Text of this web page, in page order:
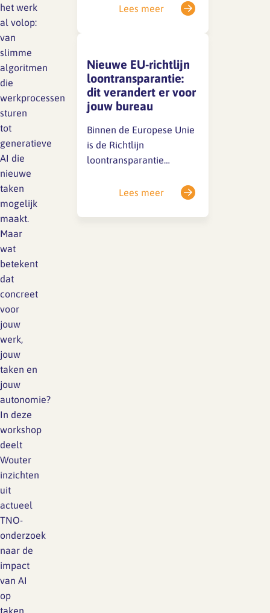
het werk
al volop:
van
slimme
algoritmen
die
werkprocessen
sturen
tot
generatieve
AI die
nieuwe
taken
mogelijk
maakt.
Maar
wat
betekent
dat
concreet
voor
jouw
werk,
jouw
taken en
jouw
autonomie?
In deze
workshop
deelt
Wouter
inzichten
uit
actueel
TNO-
onderzoek
naar de
impact
van AI
op
taken,
2026. Achter de
geen akkoord bereikt.
Vanwege de
vertrouwelijkheid kunnen
we nu geen details delen,
maar we houden je op de
hoogte. 📌 Belangrijke…
Lees meer
Nieuwe EU-richtlijn
loontransparantie:
dit verandert er voor
jouw bureau
Binnen de Europese Unie
is de Richtlijn
loontransparantie
Het doel van deze
inzicht te geven in
Lees meer